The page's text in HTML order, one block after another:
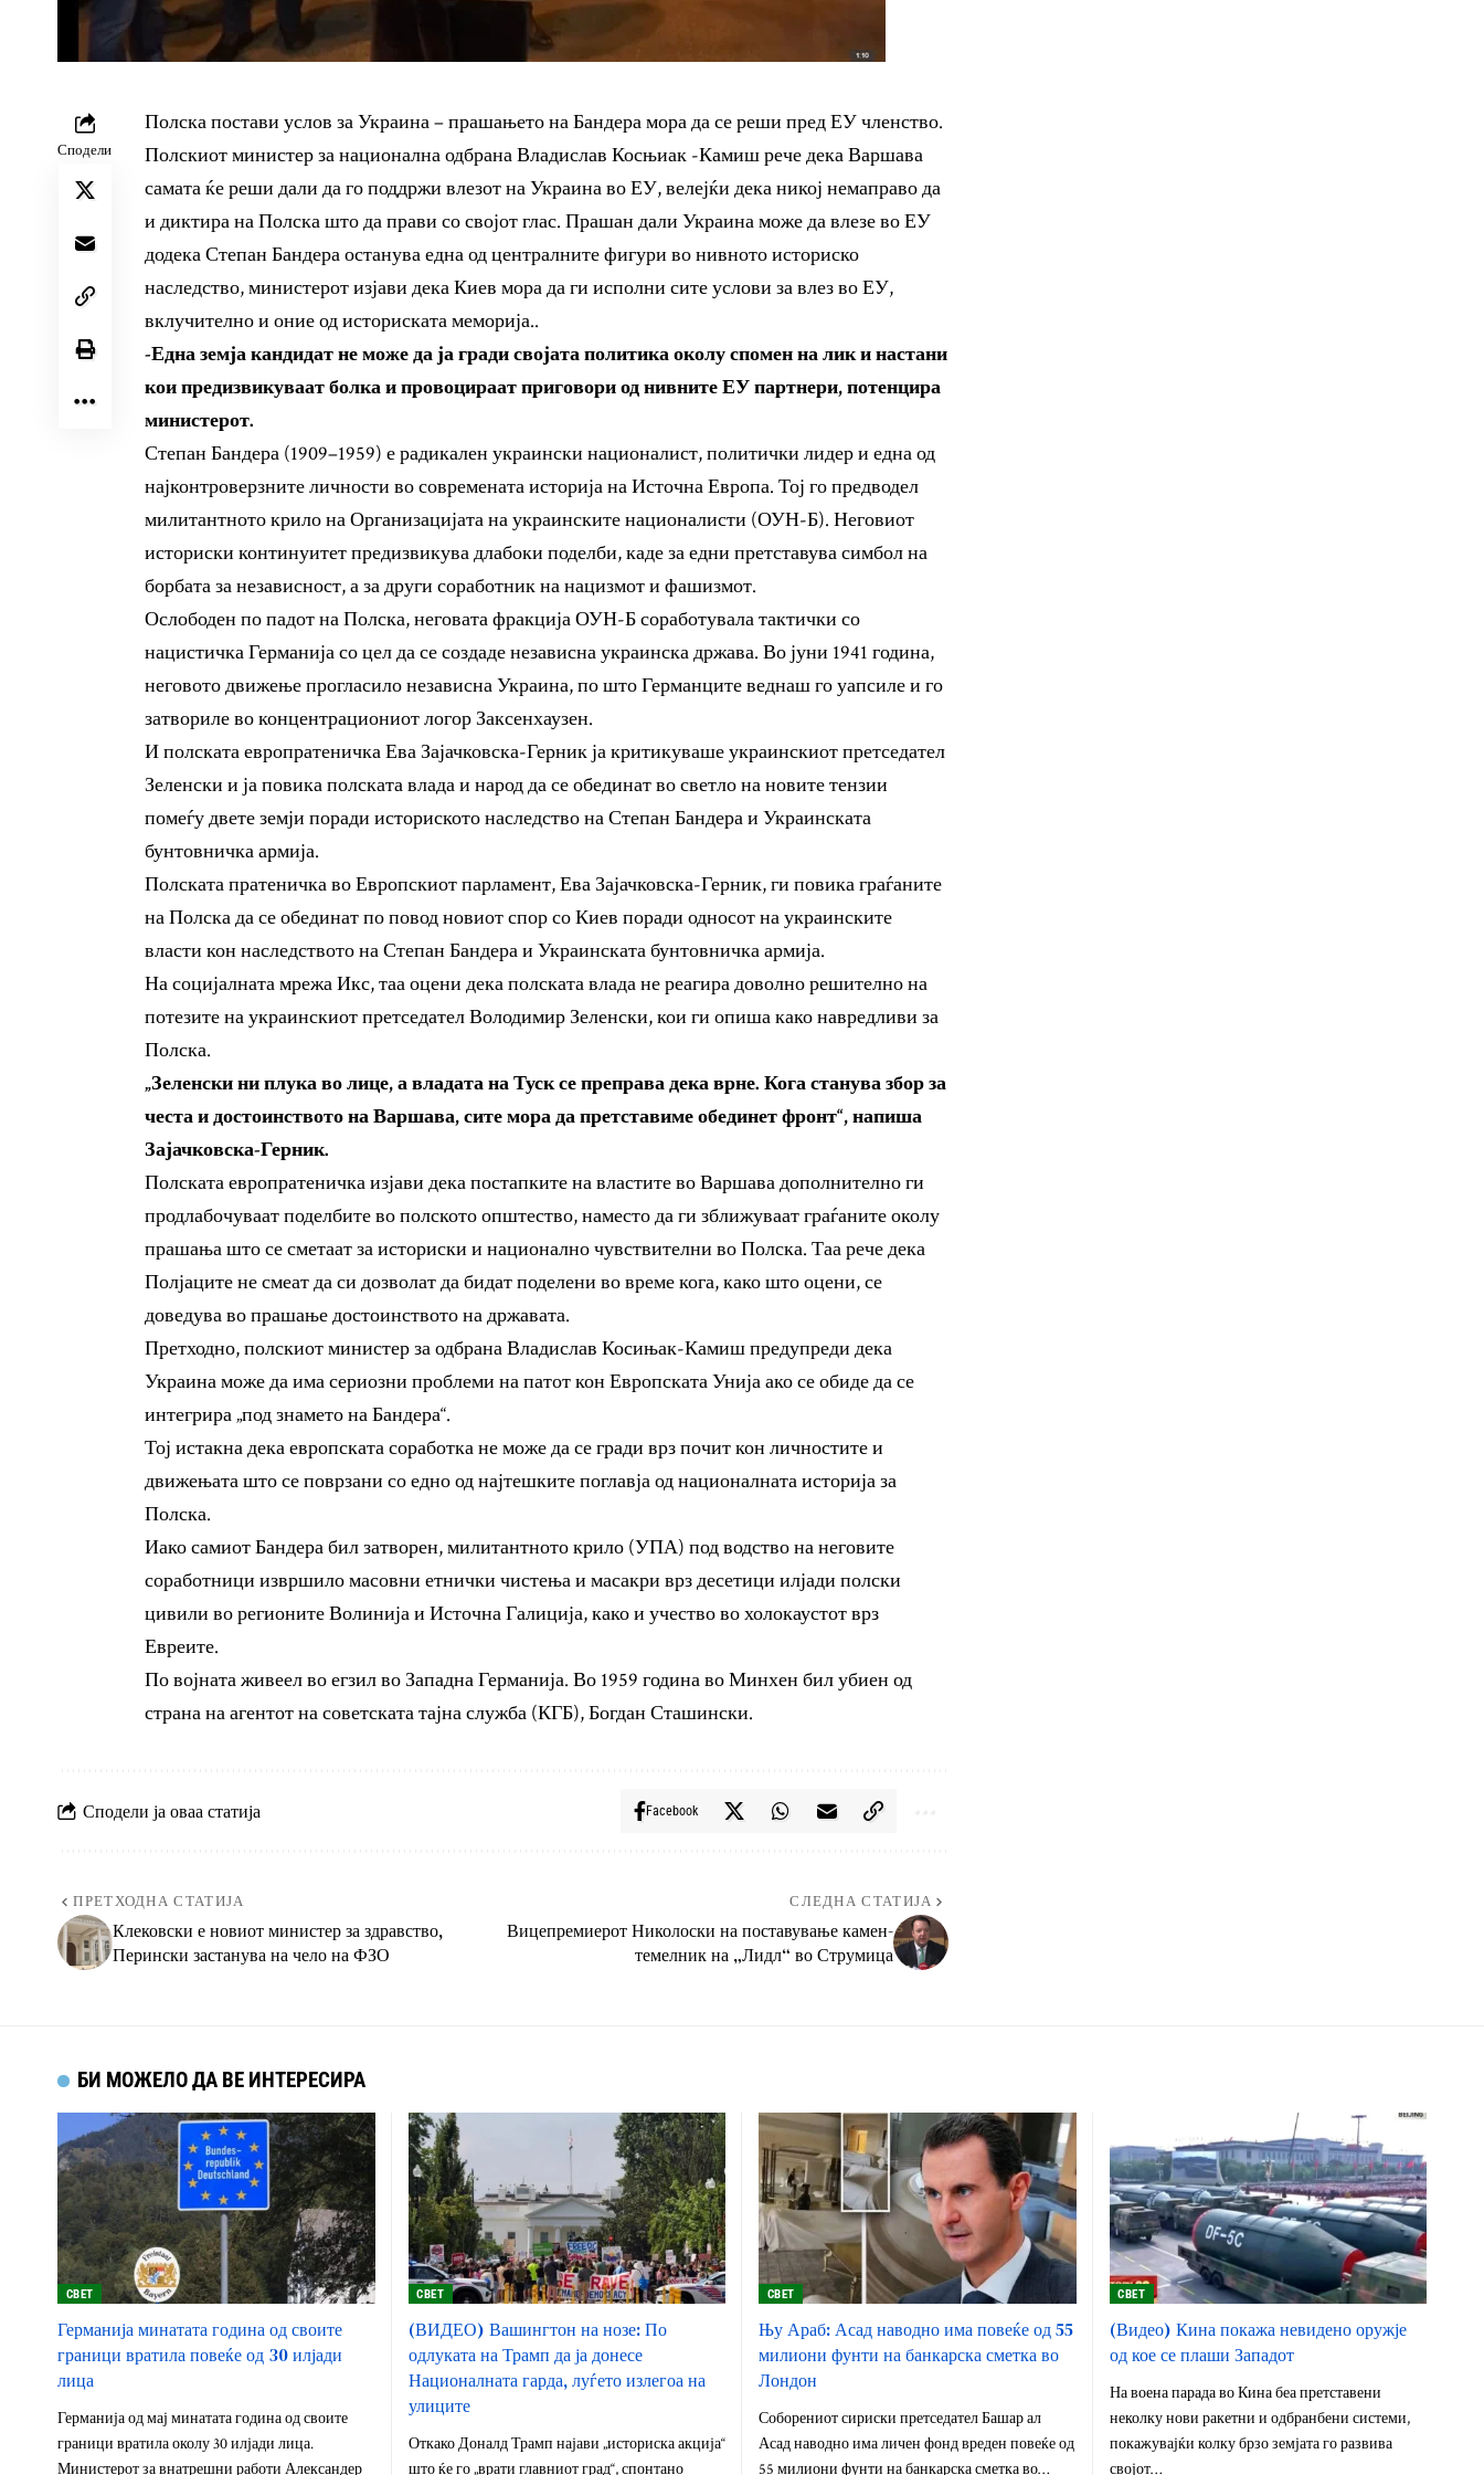
Сподели
Полска постави услов за Украина – прашањето на Бандера мора да се реши пред ЕУ членство.
Полскиот министер за национална одбрана Владислав Косњиак -Камиш рече дека Варшава
самата ќе реши дали да го поддржи влезот на Украина во ЕУ, велејќи дека никој немаправо да
и диктира на Полска што да прави со својот глас. Прашан дали Украина може да влезе во ЕУ
додека Степан Бандера останува една од централните фигури во нивното историско
наследство, министерот изјави дека Киев мора да ги исполни сите услови за влез во ЕУ,
вклучително и оние од историската меморија..
-Една земја кандидат не може да ја гради својата политика околу спомен на лик и настани
кои предизвикуваат болка и провоцираат приговори од нивните ЕУ партнери, потенцира
министерот.
Степан Бандера (1909–1959) е радикален украински националист, политички лидер и една од
најконтроверзните личности во современата историја на Источна Европа. Тој го предводел
милитантното крило на Организацијата на украинските националисти (ОУН-Б). Неговиот
историски континуитет предизвикува длабоки поделби, каде за едни претставува симбол на
борбата за независност, а за други соработник на нацизмот и фашизмот.
Ослободен по падот на Полска, неговата фракција ОУН-Б соработувала тактички со
нацистичка Германија со цел да се создаде независна украинска држава. Во јуни 1941 година,
неговото движење прогласило независна Украина, по што Германците веднаш го уапсиле и го
затвориле во концентрациониот логор Заксенхаузен.
И полската европратеничка Ева Зајачковска-Герник ја критикуваше украинскиот претседател
Зеленски и ја повика полската влада и народ да се обединат во светло на новите тензии
помеѓу двете земји поради историското наследство на Степан Бандера и Украинската
бунтовничка армија.
Полската пратеничка во Европскиот парламент, Ева Зајачковска-Герник, ги повика граѓаните
на Полска да се обединат по повод новиот спор со Киев поради односот на украинските
власти кон наследството на Степан Бандера и Украинската бунтовничка армија.
На социјалната мрежа Икс, таа оцени дека полската влада не реагира доволно решително на
потезите на украинскиот претседател Володимир Зеленски, кои ги опиша како навредливи за
Полска.
„Зеленски ни плука во лице, а владата на Туск се преправа дека врне. Кога станува збор за
честа и достоинството на Варшава, сите мора да претставиме обединет фронт“, напиша
Зајачковска-Герник.
Полската европратеничка изјави дека постапките на властите во Варшава дополнително ги
продлабочуваат поделбите во полското општество, наместо да ги зближуваат граѓаните околу
прашања што се сметаат за историски и национално чувствителни во Полска. Таа рече дека
Полјаците не смеат да си дозволат да бидат поделени во време кога, како што оцени, се
доведува во прашање достоинството на државата.
Претходно, полскиот министер за одбрана Владислав Косињак-Камиш предупреди дека
Украина може да има сериозни проблеми на патот кон Европската Унија ако се обиде да се
интегрира „под знамето на Бандера“.
Тој истакна дека европската соработка не може да се гради врз почит кон личностите и
движењата што се поврзани со едно од најтешките поглавја од националната историја за
Полска.
Иако самиот Бандера бил затворен, милитантното крило (УПА) под водство на неговите
соработници извршило масовни етнички чистења и масакри врз десетици илјади полски
цивили во регионите Волинија и Источна Галиција, како и учество во холокаустот врз
Евреите.
По војната живеел во егзил во Западна Германија. Во 1959 година во Минхен бил убиен од
страна на агентот на советската тајна служба (КГБ), Богдан Сташински.
Сподели ја оваа статија Facebook
ПРЕТХОДНА СТАТИЈА
Клековски е новиот министер за здравство,
Перински застанува на чело на ФЗО
СЛЕДНА СТАТИЈА
Вицепремиерот Николоски на поставување камен-
темелник на „Лидл“ во Струмица
БИ МОЖЕЛО ДА ВЕ ИНТЕРЕСИРА
СВЕТ
Германија минатата година од своите
граници вратила повеќе од 30 илјади
лица
Германија од мај минатата година од своите
граници вратила околу 30 илјади лица.
Министерот за внатрешни работи Александер
СВЕТ
(ВИДЕО) Вашингтон на нозе: По
одлуката на Трамп да ја донесе
Националната гарда, луѓето излегоа на
улиците
Откако Доналд Трамп најави „историска акција“
што ќе го „врати главниот град“, спонтано
СВЕТ
Њу Араб: Асад наводно има повеќе од 55
милиони фунти на банкарска сметка во
Лондон
Соборениот сириски претседател Башар ал
Асад наводно има личен фонд вреден повеќе од
55 милиони фунти на банкарска сметка во…
СВЕТ
(Видео) Кина покажа невидено оружје
од кое се плаши Западот
На воена парада во Кина беа претставени
неколку нови ракетни и одбранбени системи,
покажувајќи колку брзо земјата го развива
својот…